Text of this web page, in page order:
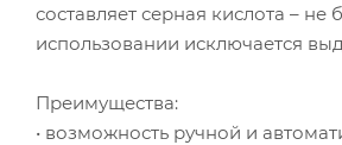
составляет серная кислота –
использовании исключается
Преимущества:
• возможность ручной и